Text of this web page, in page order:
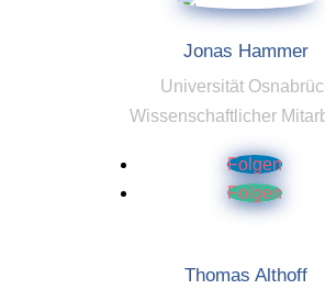
Jonas Hammer
Universität
Wissenschaftlicher
Folgen
Folgen
Thomas Althoff